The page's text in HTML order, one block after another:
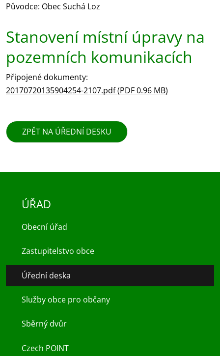
Původce: Obec Suchá Loz
Stanovení místní úpravy na
pozemních komunikacích
Připojené dokumenty:
20170720135904254-2107.pdf (PDF 0.96 MB)
ZPĚT NA ÚŘEDNÍ DESKU
ÚŘAD
Obecní úřad
Zastupitelstvo obce
Úřední deska
Služby obce pro občany
Sběrný dvůr
Czech POINT